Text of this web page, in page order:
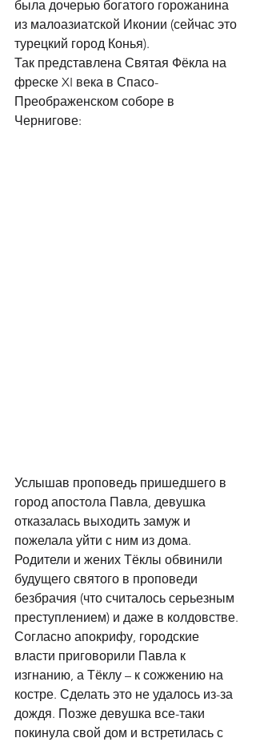
была дочерью богатого горожанина
из малоазиатской Иконии (сейчас это
турецкий город Конья).
Так представлена Святая Фёкла на
фреске XI века в Спасо-
Преображенском соборе в
Чернигове:
Услышав проповедь пришедшего в
город апостола Павла, девушка
отказалась выходить замуж и
пожелала уйти с ним из дома.
Родители и жених Тёклы обвинили
будущего святого в проповеди
безбрачия (что считалось серьезным
преступлением) и даже в колдовстве.
Согласно апокрифу, городские
власти приговорили Павла к
изгнанию, а Тёклу – к сожжению на
костре. Сделать это не удалось из-за
дождя. Позже девушка все-таки
покинула свой дом и встретилась с